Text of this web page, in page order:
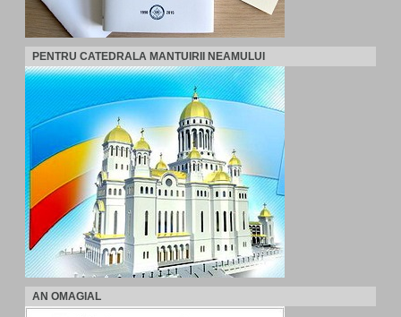
PENTRU CATEDRALA MANTUIRII NEAMULUI
AN OMAGIAL